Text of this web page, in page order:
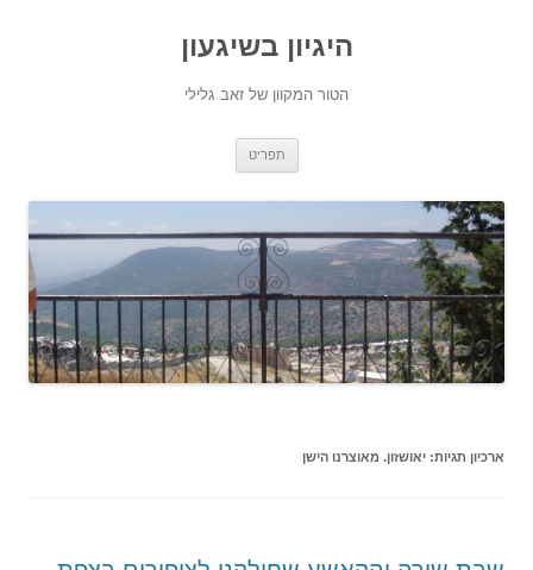
היגיון בשיגעון
הטור המקוון של זאב גלילי
תפריט
ארכיון תגיות:יאושזון. מאוצרנו הישן